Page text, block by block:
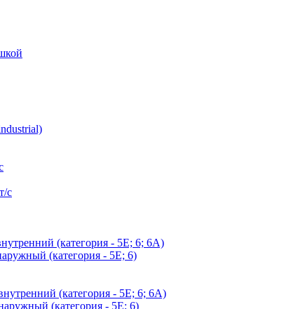
с
(категория - 5Е; 6; 6А)
(категория - 5Е; 6)
(категория - 5Е; 6; 6А)
(категория - 5Е; 6)